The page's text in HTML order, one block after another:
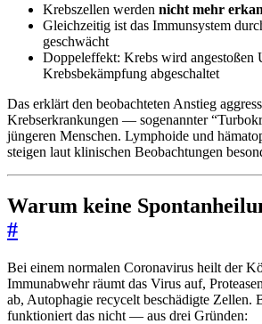
Krebszellen werden nicht mehr
Gleichzeitig ist das Immunsystem
geschwächt
Doppeleffekt: Krebs wird angestoßen
Krebsbekämpfung abgeschaltet
Das erklärt den beobachteten Anstieg
Krebserkrankungen — sogenannter
jüngeren Menschen. Lymphoide und
steigen laut klinischen Beobachtungen
Warum keine
#
Bei einem normalen Coronavirus heilt der
Immunabwehr räumt das Virus auf,
ab, Autophagie recycelt beschädigte Zellen.
funktioniert das nicht — aus drei Gründen: